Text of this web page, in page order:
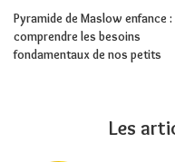
Pyramide de Maslow enfance :
comprendre les besoins
fondamentaux de nos petits
Les